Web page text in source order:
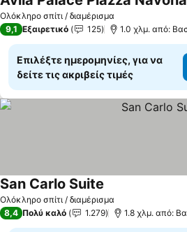
Ολόκληρο σπίτι / διαμέρισμα
9,1 Εξαιρετικό 125
Επιλέξτε ημερομηνίες, για να
δείτε τις ακριβείς τιμές
Ολόκληρο σπίτι / διαμέρισμα
San Carlo Suite
8,4 Πολύ καλό 1.279